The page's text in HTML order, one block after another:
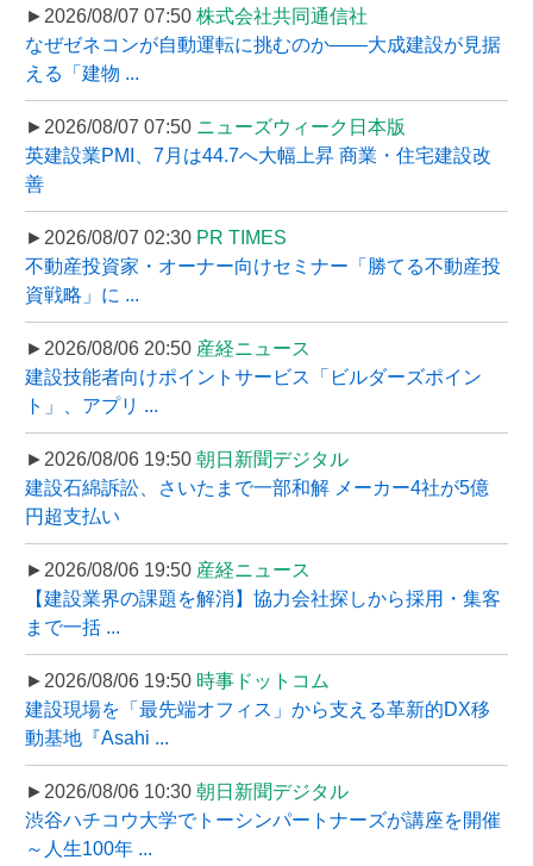
►2026/08/07 07:50 株式会社共同通信社
なぜゼネコンが自動運転に挑むのか――大成建設が見据
える「建物 ...
►2026/08/07 07:50 ニューズウィーク日本版
英建設業PMI、7月は44.7へ大幅上昇 商業・住宅建設改
善
►2026/08/07 02:30 PR TIMES
不動産投資家・オーナー向けセミナー「勝てる不動産投
資戦略」に ...
►2026/08/06 20:50 産経ニュース
建設技能者向けポイントサービス「ビルダーズポイン
ト」、アプリ ...
►2026/08/06 19:50 朝日新聞デジタル
建設石綿訴訟、さいたまで一部和解 メーカー4社が5億
円超支払い
►2026/08/06 19:50 産経ニュース
【建設業界の課題を解消】協力会社探しから採用・集客
まで一括 ...
►2026/08/06 19:50 時事ドットコム
建設現場を「最先端オフィス」から支える革新的DX移
動基地『Asahi ...
►2026/08/06 10:30 朝日新聞デジタル
渋谷ハチコウ大学でトーシンパートナーズが講座を開催
～人生100年 ...